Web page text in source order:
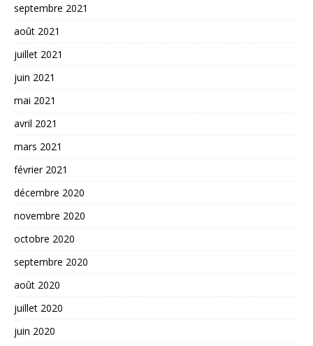
septembre 2021
août 2021
juillet 2021
juin 2021
mai 2021
avril 2021
mars 2021
février 2021
décembre 2020
novembre 2020
octobre 2020
septembre 2020
août 2020
juillet 2020
juin 2020